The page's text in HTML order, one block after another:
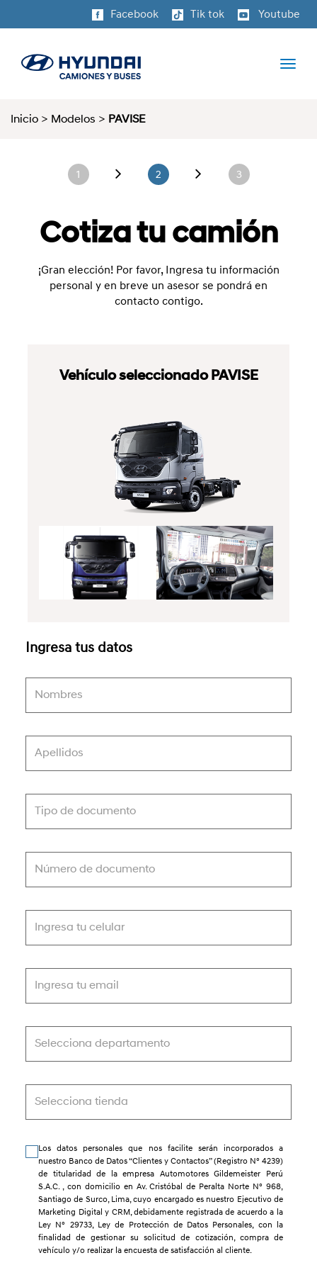
Facebook Tik tok Youtube
Inicio > Modelos > PAVISE
1 2 3
Cotiza tu camión
¡Gran elección! Por favor, Ingresa tu información
personal y en breve un asesor se pondrá en
contacto contigo.
Vehículo seleccionado PAVISE
Ingresa tus datos
Nombres
Apellidos
Tipo de documento
Número de documento
Ingresa tu celular
Ingresa tu email
Selecciona departamento
Selecciona tienda
Los datos personales que nos facilite serán incorporados a
nuestro Banco de Datos “Clientes y Contactos” (Registro N° 4239)
de titularidad de la empresa Automotores Gildemeister Perú
S.A.C. , con domicilio en Av. Cristóbal de Peralta Norte N° 968,
Santiago de Surco, Lima, cuyo encargado es nuestro Ejecutivo de
Marketing Digital y CRM, debidamente registrada de acuerdo a la
Ley N° 29733, Ley de Protección de Datos Personales, con la
finalidad de gestionar su solicitud de cotización, compra de
vehículo y/o realizar la encuesta de satisfacción al cliente.